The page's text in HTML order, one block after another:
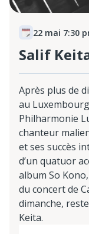
22 mai 7:30
Salif
Après plus de
au
Philharmonie
chanteur
et ses succès
d’un quatuor
album So
du concert de
dimanche,
Keita.